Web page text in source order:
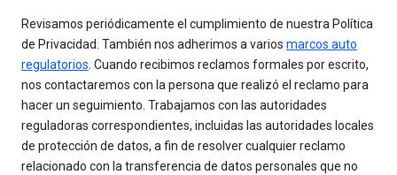
Revisamos periódicamente el cumplimiento de nuestra Política
de Privacidad. También nos adherimos a varios marcos auto
regulatorios. Cuando recibimos reclamos formales por escrito,
nos contactaremos con la persona que realizó el reclamo para
hacer un seguimiento. Trabajamos con las autoridades
reguladoras correspondientes, incluidas las autoridades locales
de protección de datos, a fin de resolver cualquier reclamo
relacionado con la transferencia de datos personales que no